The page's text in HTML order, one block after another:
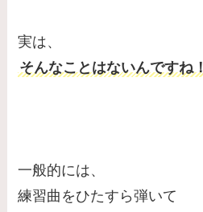
実は、
そんなことはないんですね！
一般的には、
練習曲をひたすら弾いて